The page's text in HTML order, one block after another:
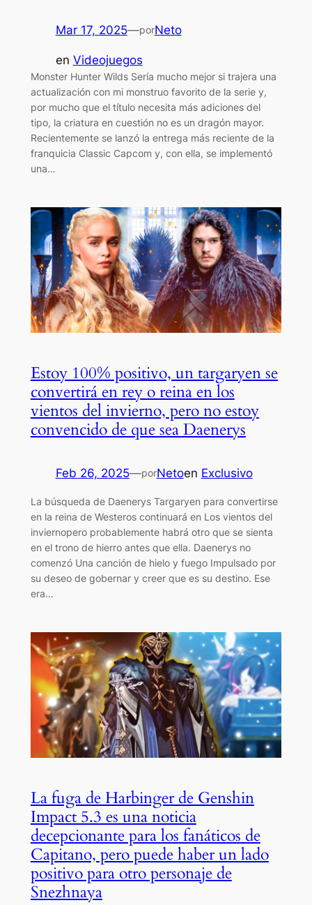
Mar 17, 2025—porNeto
en Videojuegos
Monster Hunter Wilds Sería mucho mejor si trajera una
actualización con mi monstruo favorito de la serie y,
por mucho que el título necesita más adiciones del
tipo, la criatura en cuestión no es un dragón mayor.
Recientemente se lanzó la entrega más reciente de la
franquicia Classic Capcom y, con ella, se implementó
una…
Estoy 100% positivo, un targaryen se
convertirá en rey o reina en los
vientos del invierno, pero no estoy
convencido de que sea Daenerys
Feb 26, 2025—porNetoen Exclusivo
La búsqueda de Daenerys Targaryen para convertirse
en la reina de Westeros continuará en Los vientos del
inviernopero probablemente habrá otro que se sienta
en el trono de hierro antes que ella. Daenerys no
comenzó Una canción de hielo y fuego Impulsado por
su deseo de gobernar y creer que es su destino. Ese
era…
La fuga de Harbinger de Genshin
Impact 5.3 es una noticia
decepcionante para los fanáticos de
Capitano, pero puede haber un lado
positivo para otro personaje de
Snezhnaya